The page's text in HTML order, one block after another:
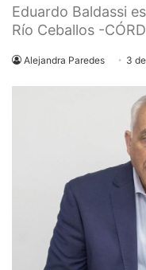
Eduardo Baldassi
Río Ceballos -
Alejandra Paredes 3